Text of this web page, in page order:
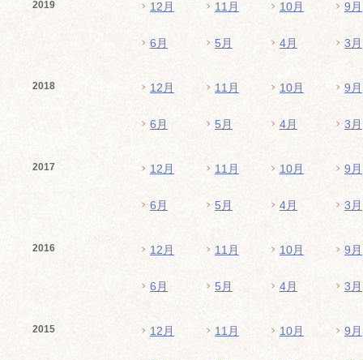
2019 12月 11月 10月 9月
6月 5月 4月 3月
2018 12月 11月 10月 9月
6月 5月 4月 3月
2017 12月 11月 10月 9月
6月 5月 4月 3月
2016 12月 11月 10月 9月
6月 5月 4月 3月
2015 12月 11月 10月 9月